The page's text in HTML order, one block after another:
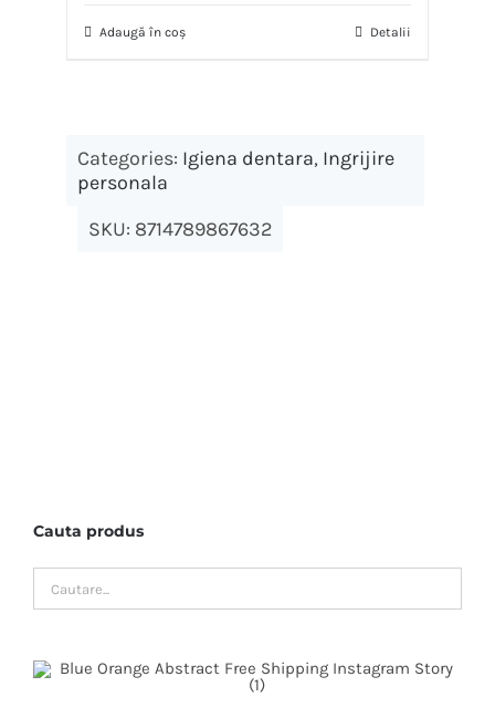
Adaugă în coș Detalii
Categories: Igiena dentara, Ingrijire
personala
SKU: 8714789867632
Cauta produs